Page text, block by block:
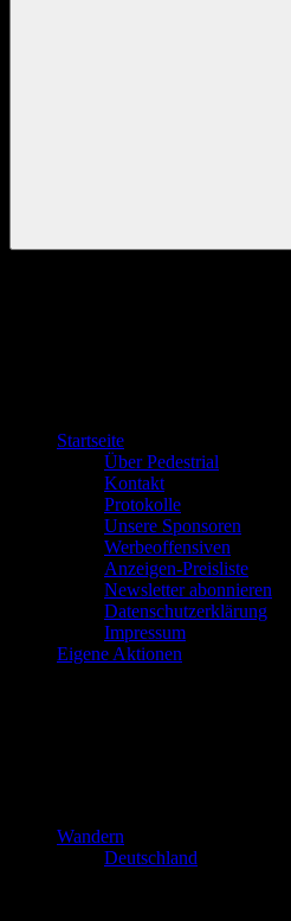
Startseite
Über Pedestrial
Kontakt
Protokolle
Unsere Sponsoren
Werbeoffensiven
Anzeigen-Preisliste
Newsletter abonnieren
Datenschutzerklärung
Impressum
Eigene Aktionen
Wandern
Deutschland